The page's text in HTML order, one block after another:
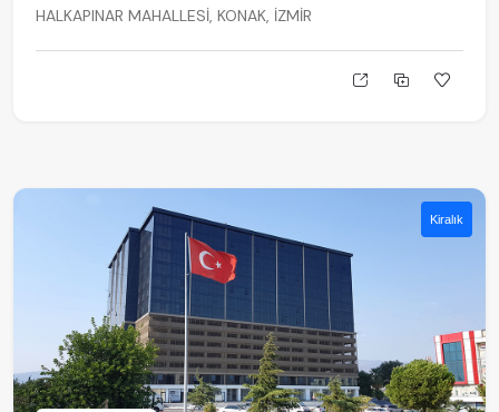
HALKAPINAR MAHALLESİ, KONAK, İZMİR
Kiralık